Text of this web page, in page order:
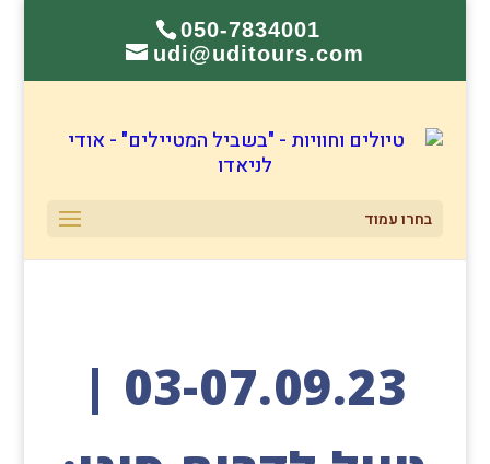
050-7834001
udi@uditours.com
בחרו עמוד
03-07.09.23 |